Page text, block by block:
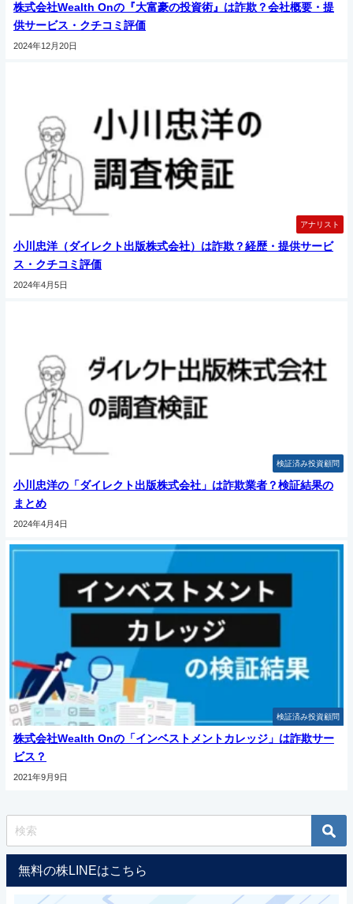
株式会社Wealth Onの『大富豪の投資術』は詐欺？会社概要・提
供サービス・クチコミ評価
2024年12月20日
アナリスト
小川忠洋（ダイレクト出版株式会社）は詐欺？経歴・提供サービ
ス・クチコミ評価
2024年4月5日
検証済み投資顧問
小川忠洋の「ダイレクト出版株式会社」は詐欺業者？検証結果の
まとめ
2024年4月4日
検証済み投資顧問
株式会社Wealth Onの「インベストメントカレッジ」は詐欺サー
ビス？
2021年9月9日
無料の株LINEはこちら